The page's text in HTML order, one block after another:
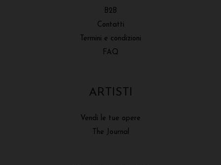
B2B
Contatti
Termini e condizioni
FAQ
ARTISTI
Vendi le tue opere
The Journal